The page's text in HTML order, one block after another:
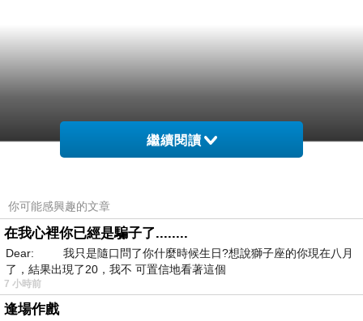
繼續閱讀
你可能感興趣的文章
在我心裡你已經是騙子了........
Dear: 我只是隨口問了你什麼時候生日?想說獅子座的你現在八月
了，結果出現了20，我不 可置信地看著這個
7 小時前
逢場作戲